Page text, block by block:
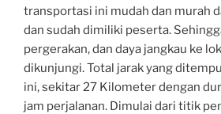
transportasi ini mudah dan murah
dan sudah dimiliki peserta.
pergerakan, dan daya jangkau ke
dikunjungi. Total jarak yang
ini, sekitar 27 Kilometer dengan
jam perjalanan. Dimulai dari titik